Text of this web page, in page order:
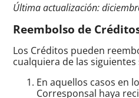
Última actualización:
Reembolso de
Los Créditos pueden
cualquiera de las
En aquellos casos en
Corresponsal haya